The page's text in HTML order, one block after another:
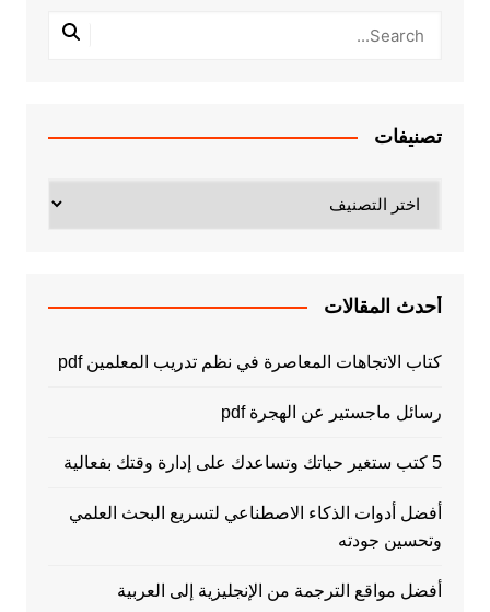
تصنيفات
أحدث المقالات
كتاب الاتجاهات المعاصرة في نظم تدريب المعلمين pdf
رسائل ماجستير عن الهجرة pdf
5 كتب ستغير حياتك وتساعدك على إدارة وقتك بفعالية
أفضل أدوات الذكاء الاصطناعي لتسريع البحث العلمي
وتحسين جودته
أفضل مواقع الترجمة من الإنجليزية إلى العربية